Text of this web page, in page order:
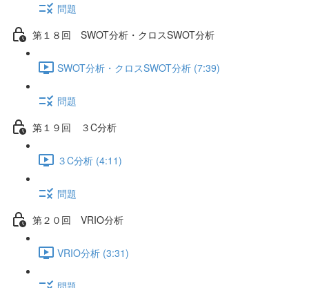
問題
第１８回 SWOT分析・クロスSWOT分析
SWOT分析・クロスSWOT分析 (7:39)
問題
第１９回 ３C分析
３C分析 (4:11)
問題
第２０回 VRIO分析
VRIO分析 (3:31)